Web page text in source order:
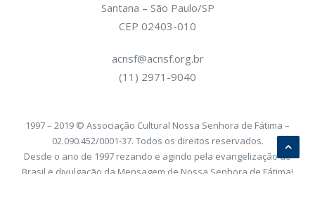
Santana – São Paulo/SP
CEP 02403-010
acnsf@acnsf.org.br
(11) 2971-9040
1997 – 2019 © Associação Cultural Nossa Senhora de Fátima –
02.090.452/0001-37. Todos os direitos reservados.
Desde o ano de 1997 rezando e agindo pela evangelização do
Brasil e divulgação da Mensagem de Nossa Senhora de Fátima!